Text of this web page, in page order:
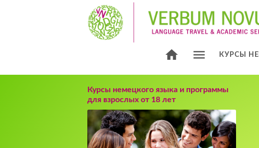
КУРСЫ
Курсы немецкого языка и программы
для взрослых от 18 лет